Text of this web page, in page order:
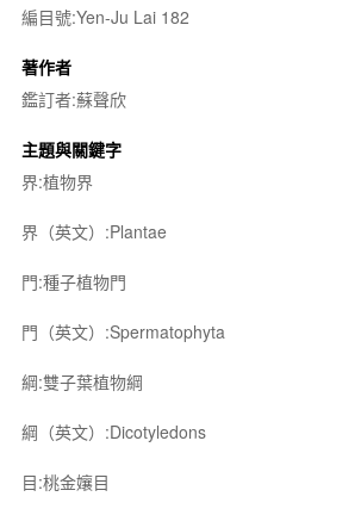
編目號:Yen-Ju Lai 182
著作者
鑑訂者:蘇聲欣
主題與關鍵字
界:植物界
界（英文）:Plantae
門:種子植物門
門（英文）:Spermatophyta
綱:雙子葉植物綱
綱（英文）:Dicotyledons
目:桃金孃目